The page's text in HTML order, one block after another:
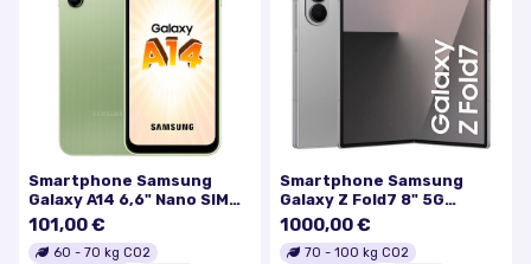
Smartphone Samsung
Galaxy A14 6,6" Nano SIM
64 Go Vert
101,00 €
60 - 70 kg CO2
Smartphone Samsung
Galaxy Z Fold7 8" 5G
Double nano SIM 256 Go
Gris
1000,00 €
70 - 100 kg CO2